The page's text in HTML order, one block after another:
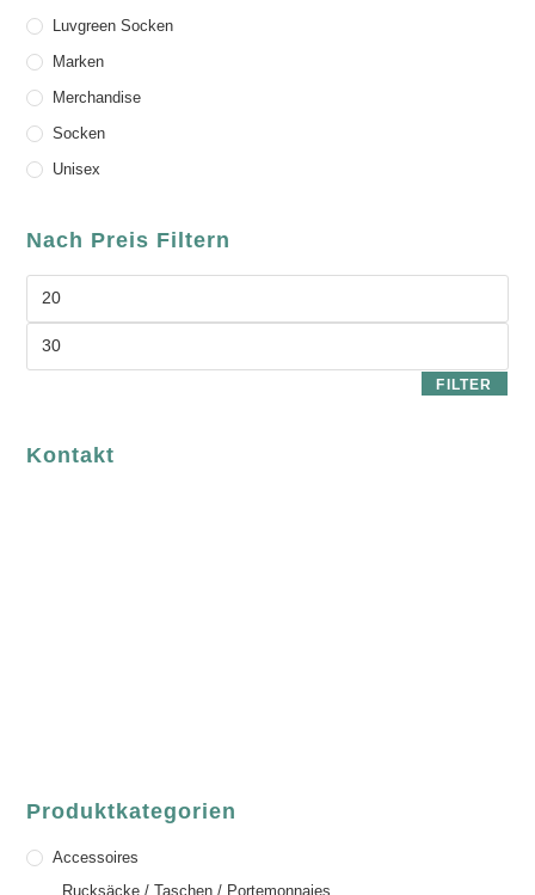
Luvgreen Socken
Marken
Merchandise
Socken
Unisex
Nach Preis Filtern
FILTER
Kontakt
Produktkategorien
Accessoires
Rucksäcke / Taschen / Portemonnaies